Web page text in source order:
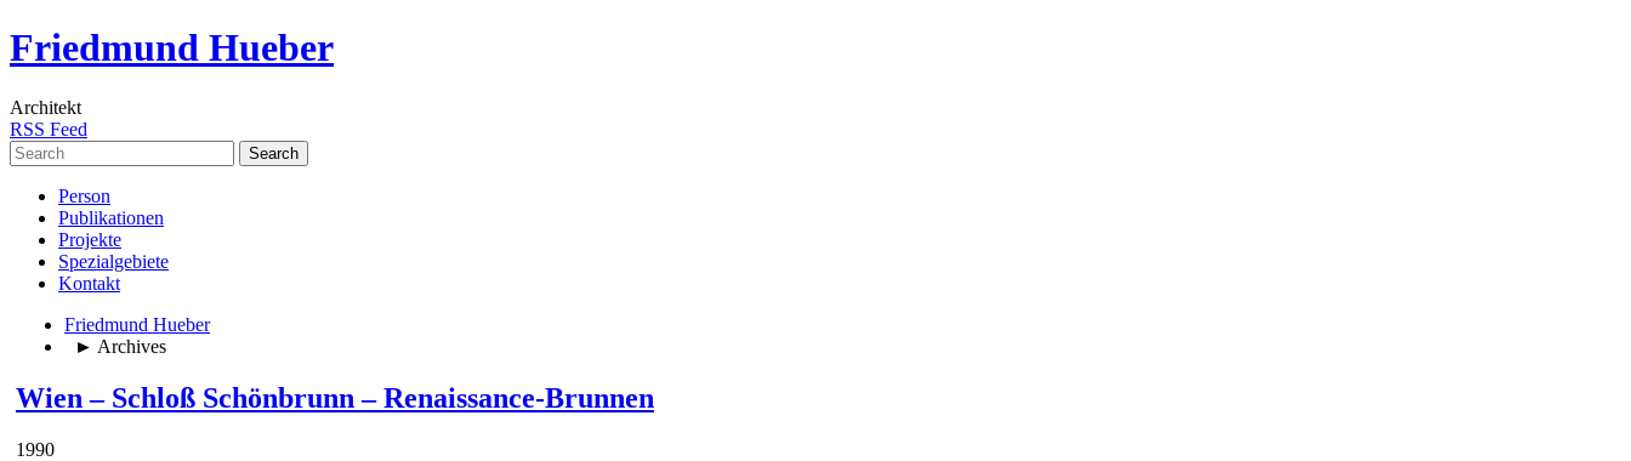
Friedmund Hueber
Architekt
RSS Feed
Search
for:
Person
Publikationen
Projekte
Spezialgebiete
Kontakt
Friedmund Hueber
► Archives
Wien – Schloß Schönbrunn – Renaissance-Brunnen
1990